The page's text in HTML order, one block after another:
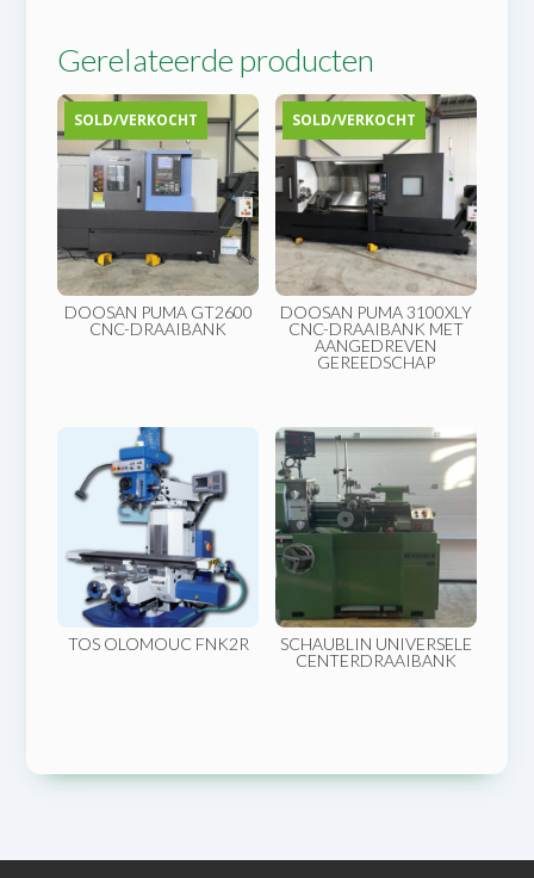
Gerelateerde producten
SOLD/VERKOCHT
DOOSAN PUMA GT2600
CNC-DRAAIBANK
SOLD/VERKOCHT
DOOSAN PUMA 3100XLY
CNC-DRAAIBANK MET
AANGEDREVEN
GEREEDSCHAP
TOS OLOMOUC FNK2R
SCHAUBLIN UNIVERSELE
CENTERDRAAIBANK